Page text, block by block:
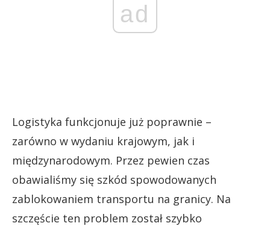
ad
Logistyka funkcjonuje już poprawnie –
zarówno w wydaniu krajowym, jak i
międzynarodowym. Przez pewien czas
obawialiśmy się szkód spowodowanych
zablokowaniem transportu na granicy. Na
szczęście ten problem został szybko